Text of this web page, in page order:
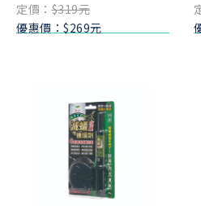
定價：$319元
優惠價：$269元